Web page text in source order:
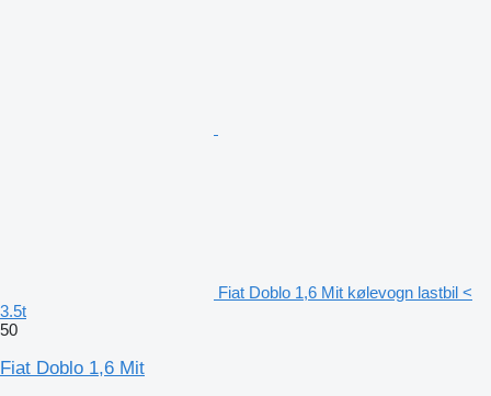
Fiat Doblo 1,6 Mit kølevogn lastbil <
3.5t
50
Fiat Doblo 1,6 Mit